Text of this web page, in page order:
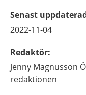
Senast
2022-11-04
Redaktör:
Jenny Magnusson
redaktionen